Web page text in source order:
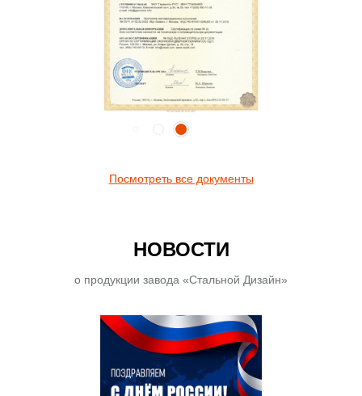
Посмотреть все документы
НОВОСТИ
о продукции завода «Стальной Дизайн»